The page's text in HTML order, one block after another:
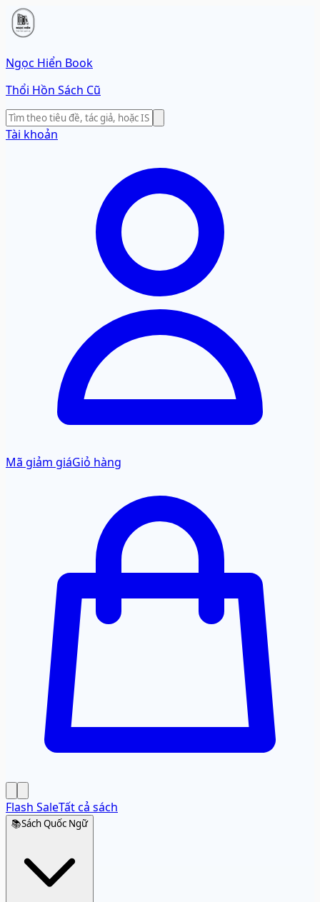
Ngọc Hiển Book
Thổi Hồn Sách Cũ
Tài khoản
Mã giảm giáGiỏ hàng
Flash SaleTất cả sách
📚Sách Quốc Ngữ